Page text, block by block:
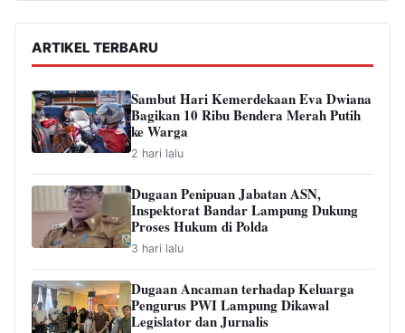
ARTIKEL TERBARU
Sambut Hari Kemerdekaan Eva Dwiana
Bagikan 10 Ribu Bendera Merah Putih
ke Warga
2 hari lalu
Dugaan Penipuan Jabatan ASN,
Inspektorat Bandar Lampung Dukung
Proses Hukum di Polda
3 hari lalu
Dugaan Ancaman terhadap Keluarga
Pengurus PWI Lampung Dikawal
Legislator dan Jurnalis